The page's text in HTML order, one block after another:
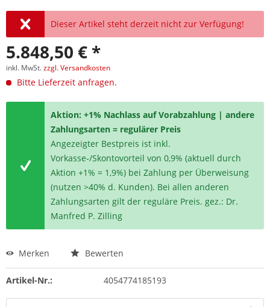
Dieser Artikel steht derzeit nicht zur Verfügung!
5.848,50 € *
inkl. MwSt.zzgl. Versandkosten
Bitte Lieferzeit anfragen.
Aktion: +1% Nachlass auf Vorabzahlung | andere
Zahlungsarten = regulärer Preis
Angezeigter Bestpreis ist inkl.
Vorkasse-/Skontovorteil von 0,9% (aktuell durch
Aktion +1% = 1,9%) bei Zahlung per Überweisung
(nutzen >40% d. Kunden). Bei allen anderen
Zahlungsarten gilt der reguläre Preis. gez.: Dr.
Manfred P. Zilling
Merken Bewerten
Artikel-Nr.: 4054774185193